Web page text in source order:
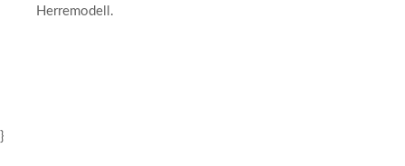
Herremodell.
}